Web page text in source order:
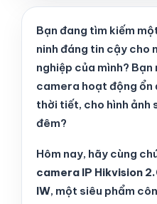
Bạn đang tìm kiếm
ninh đáng tin cậy cho
nghiệp của mình?
camera hoạt động ổn
thời tiết, cho hình ảnh
đêm?
Hôm nay, hãy cùng
camera IP Hikvision
IW, một siêu phẩm